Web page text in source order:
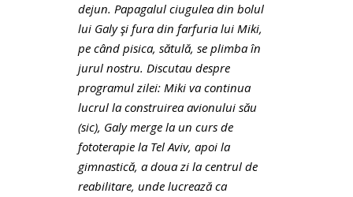
dejun. Papagalul ciugulea din bolul
lui Galy şi fura din farfuria lui Miki,
pe când pisica, sătulă, se plimba în
jurul nostru. Discutau despre
programul zilei: Miki va continua
lucrul la construirea avionului său
(sic), Galy merge la un curs de
fototerapie la Tel Aviv, apoi la
gimnastică, a doua zi la centrul de
reabilitare, unde lucrează ca